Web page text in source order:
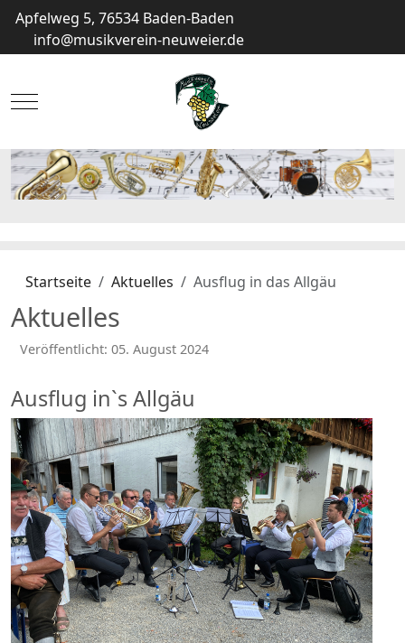
Apfelweg 5, 76534 Baden-Baden
info@musikverein-neuweier.de
Mobile Menu Toggle
Startseite Aktuelles Ausflug in das Allgäu
Aktuelles
Veröffentlicht: 05. August 2024
Ausflug in`s Allgäu